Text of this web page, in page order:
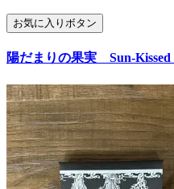
お気に入りボタン
陽だまりの果実 Sun-Kissed